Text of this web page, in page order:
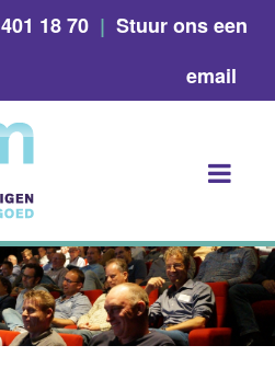
18 70 | Stuur ons een
email